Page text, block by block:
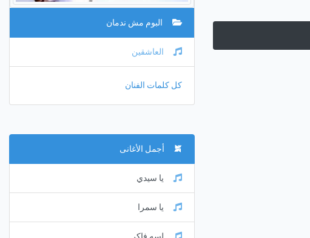
البوم مش ندمان
العاشقين
كل كلمات الفنان
أجمل الأغانى
يا سيدي
يا سمرا